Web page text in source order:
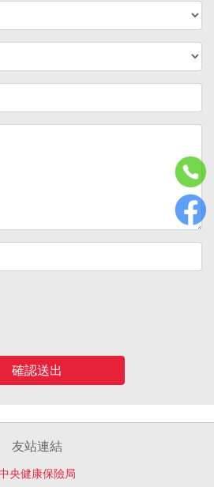
確認送出
友站連結
央健康保險局